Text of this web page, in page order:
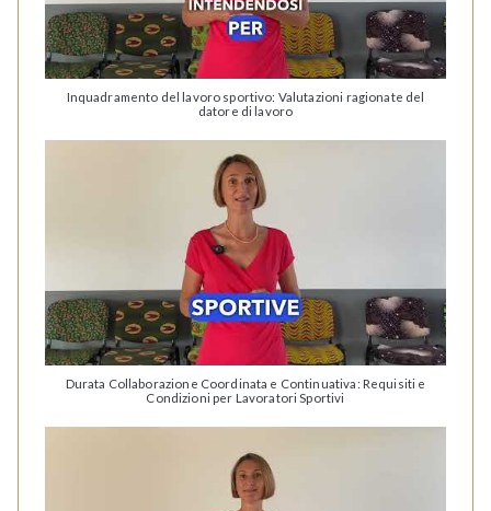
Inquadramento del lavoro sportivo: Valutazioni ragionate del
datore di lavoro
Durata Collaborazione Coordinata e Continuativa: Requisiti e
Condizioni per Lavoratori Sportivi